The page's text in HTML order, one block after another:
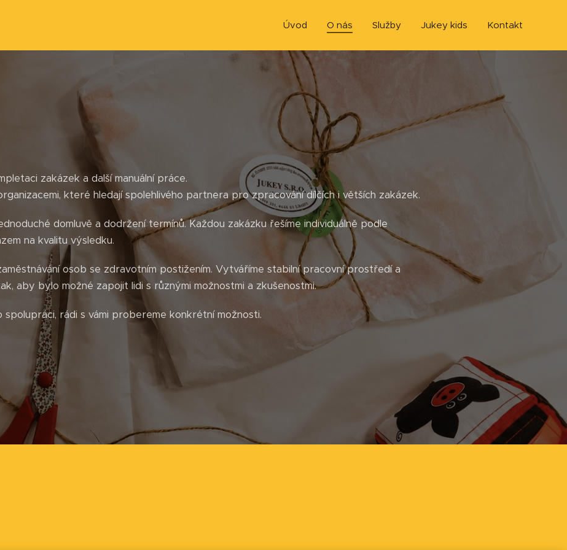
Úvod O nás Služby Jukey kids Kontakt
zakázek a další manuální práce.
které hledají spolehlivého partnera pro zpracování dílčích i větších zakázek.
domluvě a dodržení termínů. Každou zakázku řešíme individuálně podle
na kvalitu výsledku.
osob se zdravotním postižením. Vytváříme stabilní pracovní prostředí a
aby bylo možné zapojit lidi s různými možnostmi a zkušenostmi.
rádi s vámi probereme konkrétní možnosti.